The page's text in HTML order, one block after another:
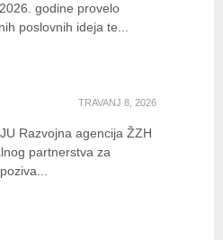
godine provelo
poslovnih ideja te...
TRAVANJ 8, 2026
Razvojna agencija ŽZH
partnerstva za